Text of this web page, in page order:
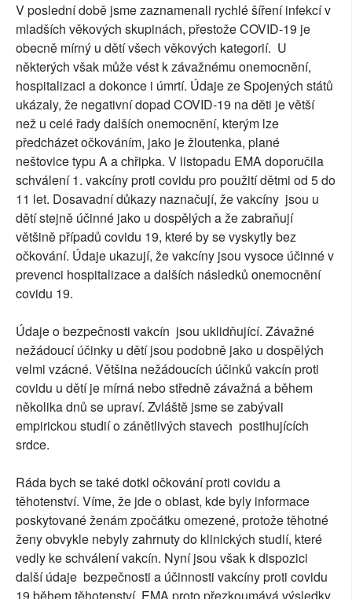
V poslední době jsme zaznamenali rychlé šíření infekcí v
mladších věkových skupinách, přestože COVID-19 je
obecně mírný u dětí všech věkových kategorií. U
některých však může vést k závažnému onemocnění,
hospitalizaci a dokonce i úmrtí. Údaje ze Spojených států
ukázaly, že negativní dopad COVID-19 na děti je větší
než u celé řady dalších onemocnění, kterým lze
předcházet očkováním, jako je žloutenka, plané
neštovice typu A a chřipka. V listopadu EMA doporučila
schválení 1. vakcíny proti covidu pro použití dětmi od 5 do
11 let. Dosavadní důkazy naznačují, že vakcíny jsou u
dětí stejně účinné jako u dospělých a že zabraňují
většině případů covidu 19, které by se vyskytly bez
očkování. Údaje ukazují, že vakcíny jsou vysoce účinné v
prevenci hospitalizace a dalších následků onemocnění
covidu 19.
Údaje o bezpečnosti vakcín jsou uklidňující. Závažné
nežádoucí účinky u dětí jsou podobně jako u dospělých
velmi vzácné. Většina nežádoucích účinků vakcín proti
covidu u dětí je mírná nebo středně závažná a během
několika dnů se upraví. Zvláště jsme se zabývali
empirickou studií o zánětlivých stavech postihujících
srdce.
Ráda bych se také dotkl očkování proti covidu a
těhotenství. Víme, že jde o oblast, kde byly informace
poskytované ženám zpočátku omezené, protože těhotné
ženy obvykle nebyly zahrnuty do klinických studií, které
vedly ke schválení vakcín. Nyní jsou však k dispozici
další údaje bezpečnosti a účinnosti vakcíny proti covidu